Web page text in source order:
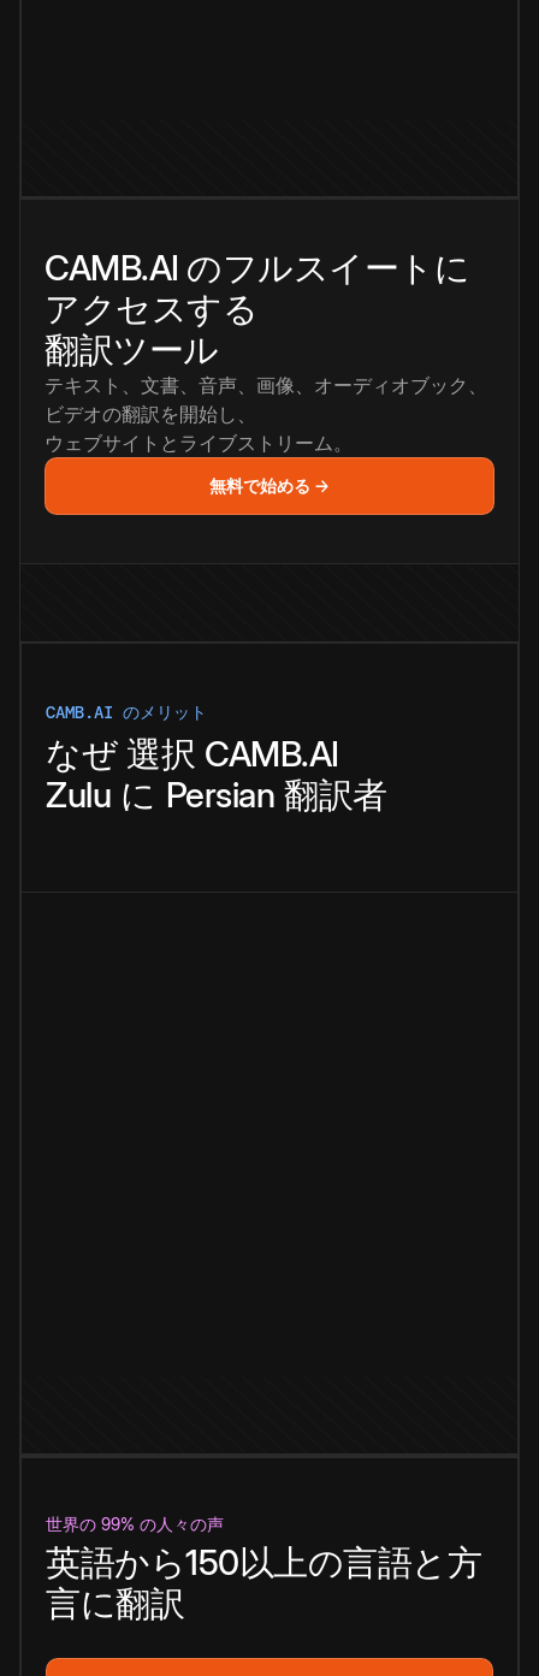
CAMB.AI のフルスイートに
アクセスする
翻訳ツール
テキスト、文書、音声、画像、オーディオブック、
ビデオの翻訳を開始し、
ウェブサイトとライブストリーム。
無料で始める →
CAMB.AI のメリット
なぜ 選択 CAMB.AI
Zulu に Persian 翻訳者
世界の 99% の人々の声
英語から150以上の言語と方
言に翻訳